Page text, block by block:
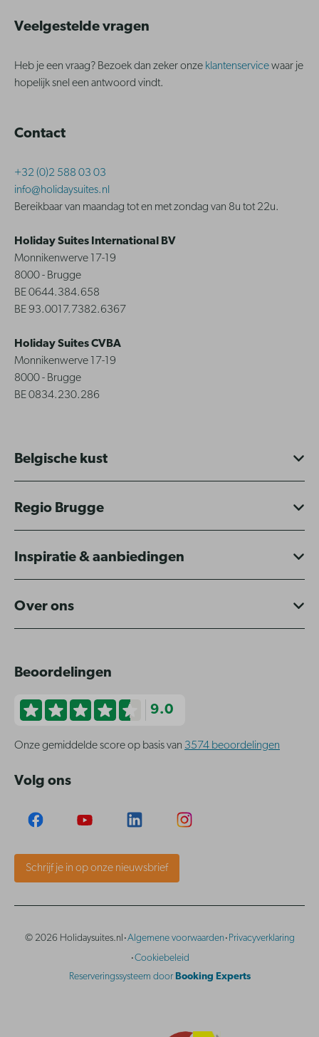
Veelgestelde vragen
Heb je een vraag? Bezoek dan zeker onze klantenservicewaar je
hopelijk snel een antwoord vindt.
Contact
+32 (0)2 588 03 03
info@holidaysuites.nl
Bereikbaar van maandag tot en met zondag van 8u tot 22u.
Holiday Suites International BV
Monnikenwerve 17-19
8000 - Brugge
BE 0644.384.658
BE 93.0017.7382.6367
Holiday Suites CVBA
Monnikenwerve 17-19
8000 - Brugge
BE 0834.230.286
Belgische kust
Regio Brugge
Inspiratie & aanbiedingen
Over ons
Beoordelingen
9.0
Onze gemiddelde score op basis van 3574 beoordelingen
Volg ons
Schrijf je in op onze nieuwsbrief
© 2026 Holidaysuites.nl ·Algemene voorwaarden· Privacyverklaring
·Cookiebeleid
Reserveringssysteem door Booking Experts